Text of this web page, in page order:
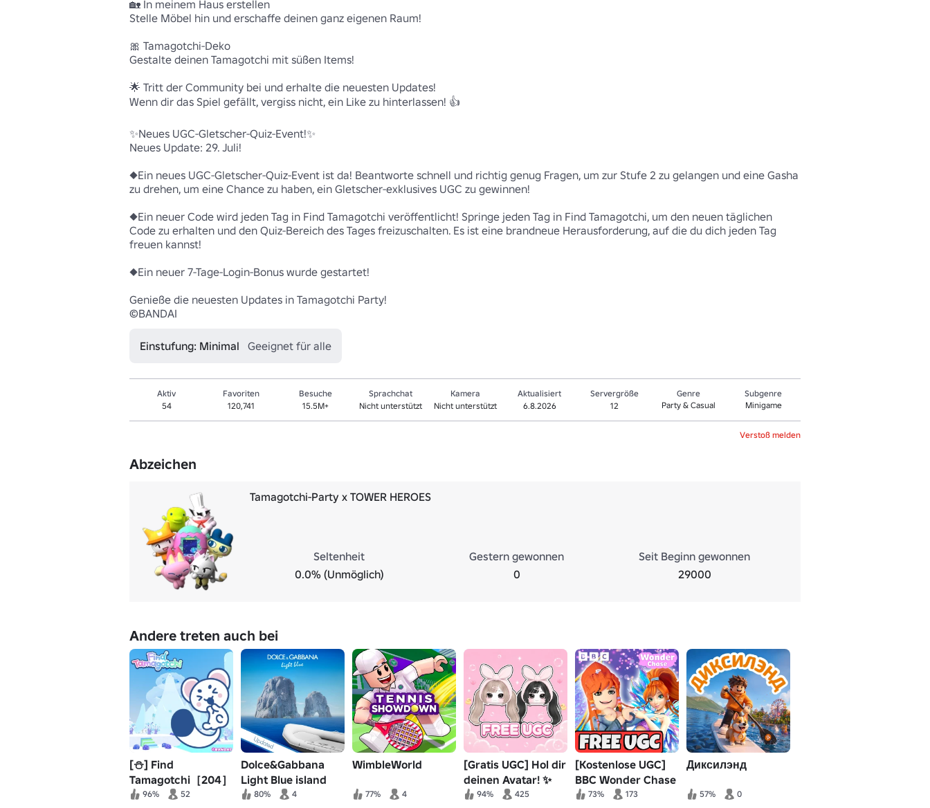
🏡 In meinem Haus erstellen
Stelle Möbel hin und erschaffe deinen ganz eigenen Raum!
🎀 Tamagotchi-Deko
Gestalte deinen Tamagotchi mit süßen Items!
🌟 Tritt der Community bei und erhalte die neuesten Updates!
Wenn dir das Spiel gefällt, vergiss nicht, ein Like zu hinterlassen! 👍
✨Neues UGC-Gletscher-Quiz-Event!✨
Neues Update: 29. Juli!
◆Ein neues UGC-Gletscher-Quiz-Event ist da! Beantworte schnell und richtig genug Fragen, um zur Stufe 2 zu gelangen und eine Gasha
zu drehen, um eine Chance zu haben, ein Gletscher-exklusives UGC zu gewinnen!
◆Ein neuer Code wird jeden Tag in Find Tamagotchi veröffentlicht! Springe jeden Tag in Find Tamagotchi, um den neuen täglichen
Code zu erhalten und den Quiz-Bereich des Tages freizuschalten. Es ist eine brandneue Herausforderung, auf die du dich jeden Tag
freuen kannst!
◆Ein neuer 7-Tage-Login-Bonus wurde gestartet!
Genieße die neuesten Updates in Tamagotchi Party!
©BANDAI
Einstufung: Minimal Geeignet für alle
Aktiv
54
Favoriten
120,741
Besuche
15.5M+
Sprachchat
Nicht unterstützt
Kamera
Nicht unterstützt
Aktualisiert
6.8.2026
Servergröße
12
Genre
Party & Casual
Sub­gen­re
Minigame
Verstoß melden
Abzeichen
Tamagotchi-Party x TOWER HEROES
Seltenheit
0.0% (Unmöglich)
Gestern gewonnen
0
Seit Beginn gewonnen
29000
Andere treten auch bei
[⛄] Find
Tamagotchi［204］
96% 52
Dolce&Gabbana
Light Blue island
80% 4
WimbleWorld
77% 4
[Gratis UGC] Hol dir
deinen Avatar! ✨
94% 425
[Kostenlose UGC]
BBC Wonder Chase
🧚 Winx Club
73% 173
Диксилэнд
57% 0